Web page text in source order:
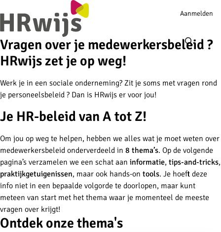
Account
Aanmelden
Vragen over je medewerkersbeleid ?
HRwijs zet je op weg!
Werk je in een sociale onderneming? Zit je soms met vragen rond
je personeelsbeleid ? Dan is HRwijs er voor jou!
Je HR-beleid van A tot Z!
Om jou op weg te helpen, hebben we alles wat je moet weten over
medewerkersbeleid onderverdeeld in 8 thema’s. Op de volgende
pagina’s verzamelen we een schat aan informatie, tips-and-tricks,
praktijkgetuigenissen, maar ook hands-on tools. Je hoeft deze
info niet in een bepaalde volgorde te doorlopen, maar kunt
meteen van start met het thema waar je momenteel de meeste
vragen over krijgt!
Ontdek onze thema's